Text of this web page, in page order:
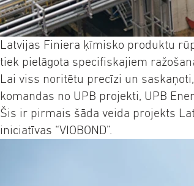
Latvijas Finiera ķīmisko produktu
tiek pielāgota specifiskajiem
Lai viss noritētu precīzi un
komandas no UPB projekti, UPB
Šis ir pirmais šāda veida projekts
iniciatīvas “VIOBOND”.